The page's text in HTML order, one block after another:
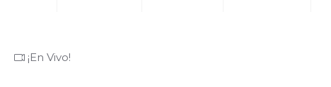
¡En Vivo!